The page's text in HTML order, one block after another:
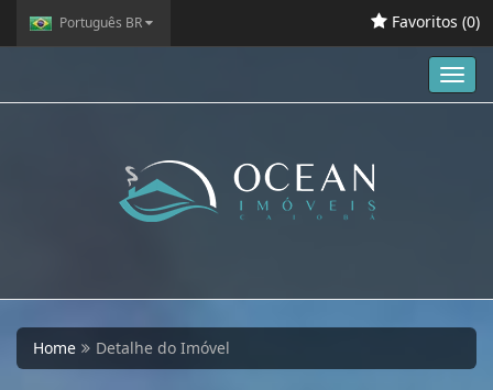
Português BR Favoritos (0)
Home Detalhe do Imóvel